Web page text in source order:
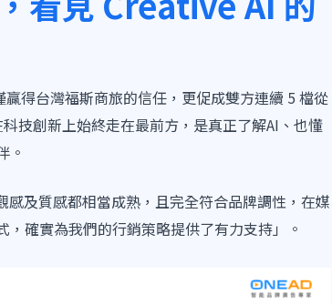
得台灣福斯商旅的信任，更促成雙方連續 5 檔從
技創新上始終走在最前方，是真正了解AI、也懂
。
感及質感都相當成熟，且完全符合品牌調性，在媒
確實為我們的行銷策略提供了有力支持」。